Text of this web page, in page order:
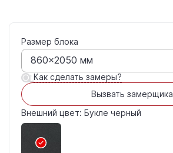
Размер блока
860×2050 мм
Как сделать замеры?
Вызвать замерщика
Внешний цвет: Букле черный